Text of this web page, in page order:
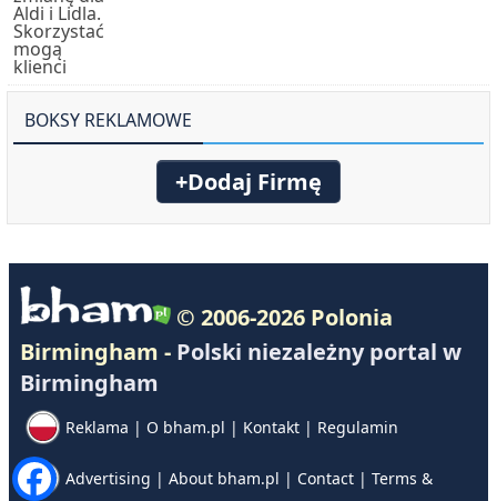
BOKSY REKLAMOWE
+Dodaj Firmę
© 2006-2026 Polonia
Birmingham - Polski niezależny portal w
Birmingham
Reklama | O bham.pl | Kontakt| Regulamin
Advertising | About bham.pl | Contact| Terms &